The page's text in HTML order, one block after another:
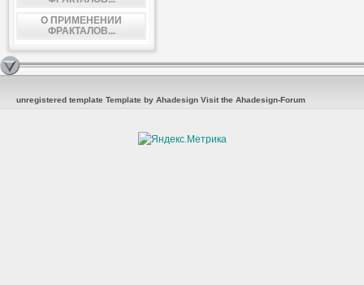
О ПРИМЕНЕНИИ
ФРАКТАЛОВ...
unregistered template Template by Ahadesign Visit the Ahadesign-Forum